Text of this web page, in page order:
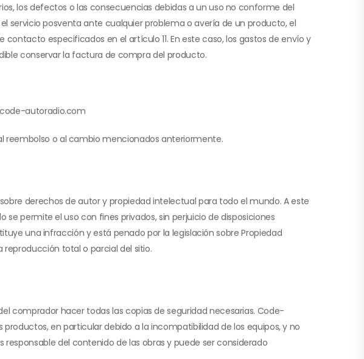
los defectos o las consecuencias debidas a un uso no conforme del
servicio posventa ante cualquier problema o avería de un producto, el
especificados en el artículo 11. En este caso, los gastos de envío y
conservar la factura de compra del producto.
autoradio.com
reembolso o al cambio mencionados anteriormente.
derechos de autor y propiedad intelectual para todo el mundo. A este
permite el uso con fines privados, sin perjuicio de disposiciones
una infracción y está penado por la legislación sobre Propiedad
total o parcial del sitio.
comprador hacer todas las copias de seguridad necesarias. Code-
en particular debido a la incompatibilidad de los equipos, y no
del contenido de las obras y puede ser considerado